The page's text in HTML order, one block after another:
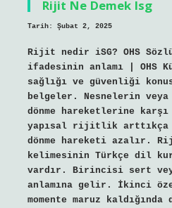
Rijit Ne Demek Isg
Tarih: Şubat 2, 2025
Rijit nedir iSG? OHS
ifadesinin anlamı | OHS
sağlığı ve güvenliği
belgeler. Nesnelerin veya
dönme hareketlerine
yapısal rijitlik arttıkça
dönme hareketi azalır.
kelimesinin Türkçe dil
vardır. Birincisi sert
anlamına gelir. İkinci
momente maruz kaldığında